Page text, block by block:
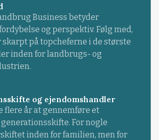
Business betyder
og perspektiv. Følg med,
på topcheferne i de største
inden for landbrugs- og
og ejendomshandler
flere år at gennemføre et
For nogle
inden for familien, men for